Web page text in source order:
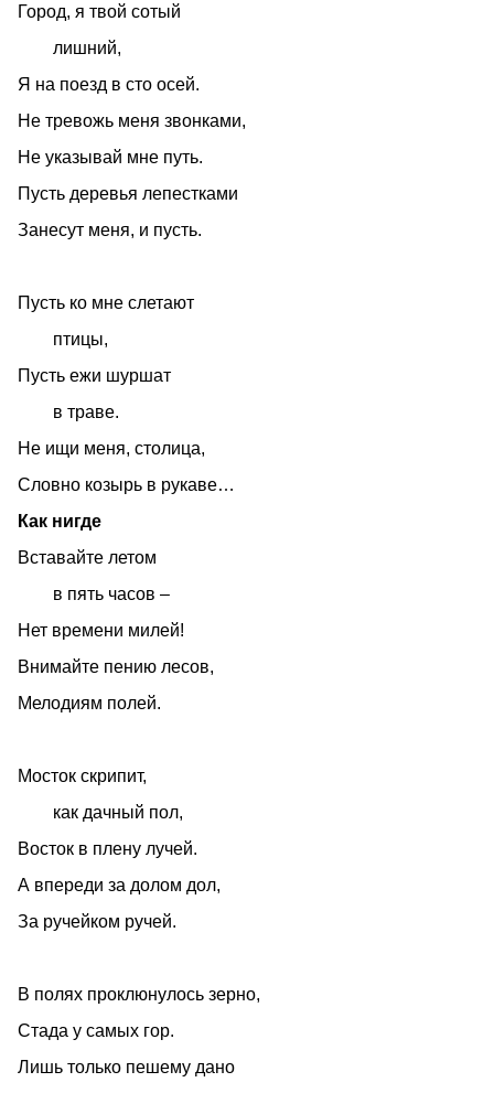
Город, я твой сотый
лишний,
Я на поезд в сто осей.
Не тревожь меня звонками,
Не указывай мне путь.
Пусть деревья лепестками
Занесут меня, и пусть.
Пусть ко мне слетают
птицы,
Пусть ежи шуршат
в траве.
Не ищи меня, столица,
Словно козырь в рукаве…
Как нигде
Вставайте летом
в пять часов –
Нет времени милей!
Внимайте пению лесов,
Мелодиям полей.
Мосток скрипит,
как дачный пол,
Восток в плену лучей.
А впереди за долом дол,
За ручейком ручей.
В полях проклюнулось зерно,
Стада у самых гор.
Лишь только пешему дано